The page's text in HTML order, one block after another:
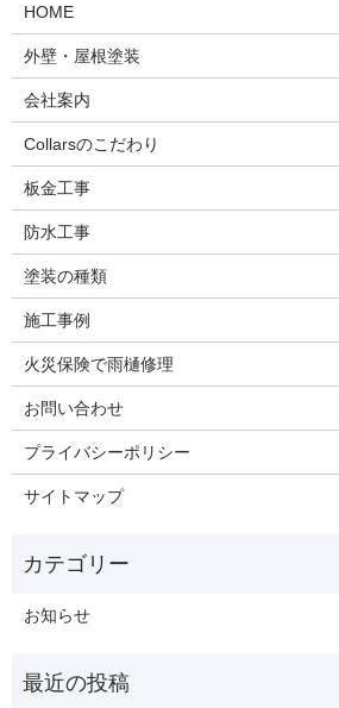
HOME
外壁・屋根塗装
会社案内
Collarsのこだわり
板金工事
防水工事
塗装の種類
施工事例
火災保険で雨樋修理
お問い合わせ
プライバシーポリシー
サイトマップ
お知らせ